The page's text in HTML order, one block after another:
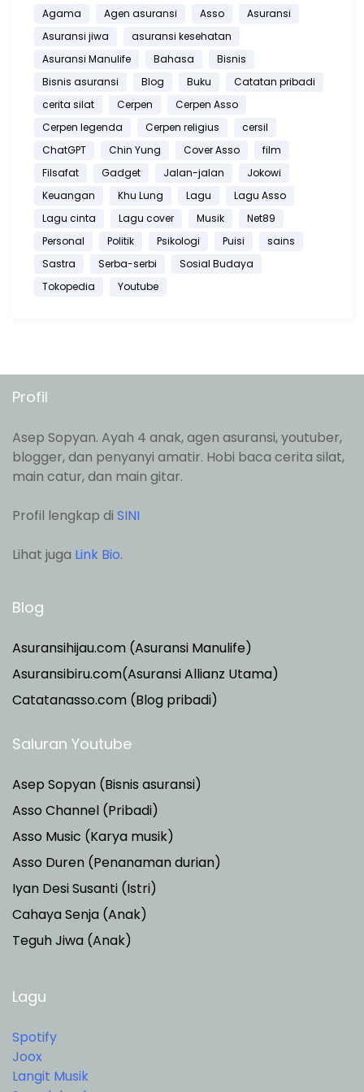
Agama Agen asuransi Asso
Asuransi
Asuransi jiwa
asuransi kesehatan
Asuransi Manulife
Bahasa
Bisnis
Bisnis asuransi
Blog Buku
Catatan pribadi
cerita silat
Cerpen
Cerpen Asso
Cerpen legenda
Cerpen religius
cersil
ChatGPT
Chin Yung Cover Asso
film
Filsafat
Gadget Jalan-jalan
Jokowi
Keuangan
Khu Lung Lagu
Lagu Asso
Lagu cinta
Lagu cover Musik
Net89
Personal
Politik Psikologi Puisi
sains
Sastra
Serba-serbi
Sosial Budaya
Tokopedia
Youtube
Profil
Asep Sopyan. Ayah 4 anak, agen asuransi, youtuber,
blogger, dan penyanyi amatir. Hobi baca cerita silat,
main catur, dan main gitar.
Profil lengkap di SINI
Lihat juga Link Bio.
Blog
Asuransihijau.com (Asuransi Manulife)
Asuransibiru.com(Asuransi Allianz Utama)
Catatanasso.com (Blog pribadi)
Saluran Youtube
Asep Sopyan (Bisnis asuransi)
Asso Channel (Pribadi)
Asso Music (Karya musik)
Asso Duren (Penanaman durian)
Iyan Desi Susanti (Istri)
Cahaya Senja (Anak)
Teguh Jiwa (Anak)
Lagu
Spotify
Joox
Langit Musik